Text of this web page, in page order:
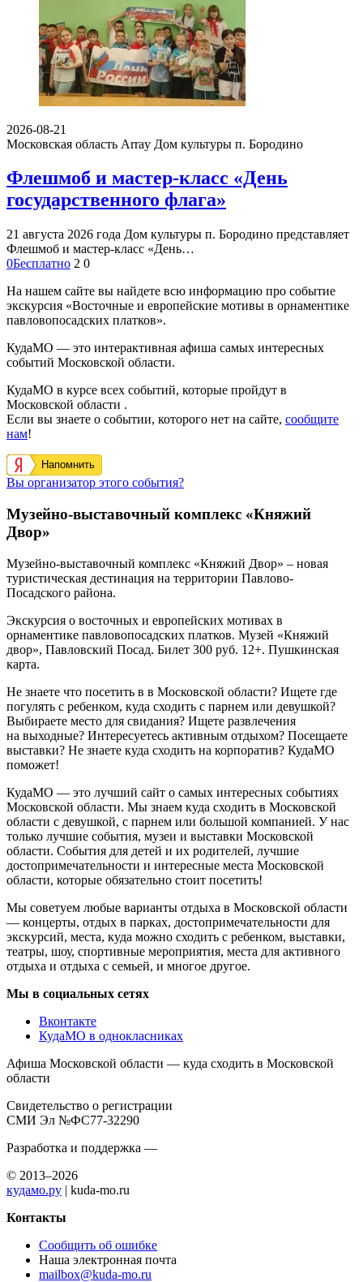
2026-08-21
Московская область Array Дом культуры п. Бородино
Флешмоб и мастер-класс «День
государственного флага»
21 августа 2026 года Дом культуры п. Бородино представляет
Флешмоб и мастер-класс «День…
0Бесплатно 2 0
На нашем сайте вы найдете всю информацию про событие
экскурсия «Восточные и европейские мотивы в орнаментике
павловопосадских платков».
КудаМО — это интерактивная афиша самых интересных
событий Московской области.
КудаМО в курсе всех событий, которые пройдут в
Московской области .
Если вы знаете о событии, которого нет на сайте, сообщите
нам!
Напомнить
Вы организатор этого события?
Музейно-выставочный комплекс «Княжий
Двор»
Музейно-выставочный комплекс «Княжий Двор» – новая
туристическая дестинация на территории Павлово-
Посадского района.
Экскурсия о восточных и европейских мотивах в
орнаментике павловопосадских платков. Музей «Княжий
двор», Павловский Посад. Билет 300 руб. 12+. Пушкинская
карта.
Не знаете что посетить в в Московской области? Ищете где
погулять с ребенком, куда сходить с парнем или девушкой?
Выбираете место для свидания? Ищете развлечения
на выходные? Интересуетесь активным отдыхом? Посещаете
выставки? Не знаете куда сходить на корпоратив? КудаМО
поможет!
КудаМО — это лучший сайт о самых интересных событиях
Московской области. Мы знаем куда сходить в Московской
области с девушкой, с парнем или большой компанией. У нас
только лучшие события, музеи и выставки Московской
области. События для детей и их родителей, лучшие
достопримечательности и интересные места Московской
области, которые обязательно стоит посетить!
Мы советуем любые варианты отдыха в Московской области
— концерты, отдых в парках, достопримечательности для
экскурсий, места, куда можно сходить с ребенком, выставки,
театры, шоу, спортивные мероприятия, места для активного
отдыха и отдыха с семьей, и многое другое.
Мы в социальных сетях
Вконтакте
КудаМО в однокласниках
Афиша Московской области — куда сходить в Московской
области
Свидетельство о регистрации
СМИ Эл №ФС77-32290
Разработка и поддержка —
© 2013–2026
кудамо.ру | kuda-mo.ru
Контакты
Сообщить об ошибке
Наша электронная почта
mailbox@kuda-mo.ru